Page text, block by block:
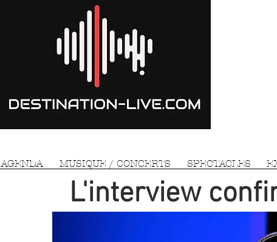
L'interview
AGENDA MUSIQUE / CONCERTS SPECTACLES